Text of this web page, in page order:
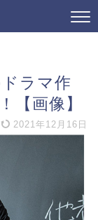
ラマ作
【画像】
2021年12月16日